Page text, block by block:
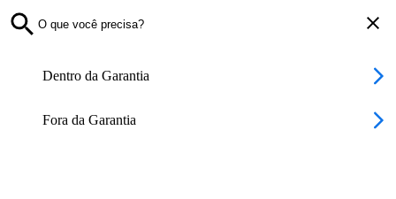
Dentro da Garantia
Fora da Garantia